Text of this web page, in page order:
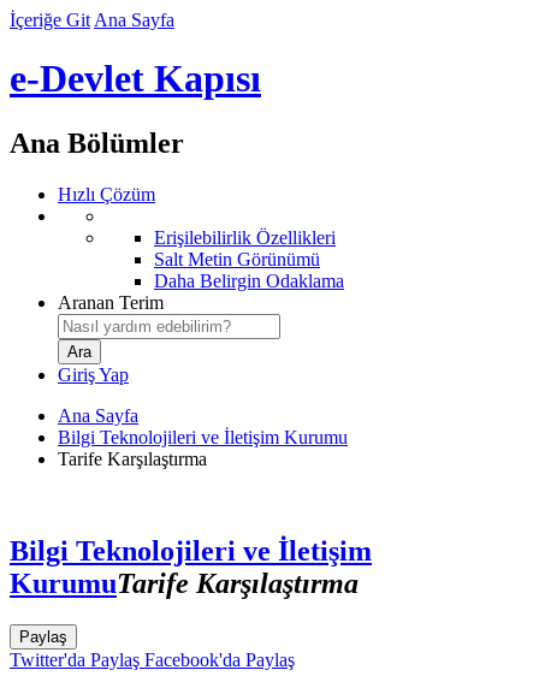
İçeriğe Git Ana Sayfa
e-Devlet Kapısı
Ana Bölümler
Hızlı Çözüm
Erişilebilirlik Özellikleri
Salt Metin Görünümü
Daha Belirgin Odaklama
Aranan Terim
Giriş Yap
Ana Sayfa
Bilgi Teknolojileri ve İletişim Kurumu
Tarife Karşılaştırma
Bilgi Teknolojileri ve İletişim
KurumuTarife Karşılaştırma
Paylaş
Twitter'da Paylaş Facebook'da Paylaş